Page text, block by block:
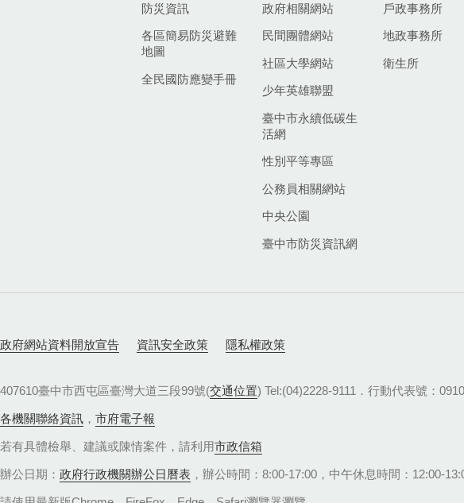
防災資訊
各區簡易防災避難
地圖
全民國防應變手冊
政府相關網站
民間團體網站
社區大學網站
少年英雄聯盟
臺中市永續低碳生
活網
性別平等專區
公務員相關網站
中央公園
臺中市防災資訊網
戶政事務所
地政事務所
衛生所
政府網站資料開放宣告 資訊安全政策 隱私權政策
407610臺中市西屯區臺灣大道三段99號(交通位置) Tel:(04)2228-9111．行動代表號：
各機關聯絡資訊 ， 市府電子報
若有具體檢舉、建議或陳情案件，請利用市政信箱
辦公日期： 政府行政機關辦公日曆表 ，辦公時間：8:00-17:00，中午休息時間：12:00-